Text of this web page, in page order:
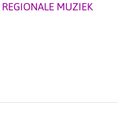
REGIONALE MUZIEK